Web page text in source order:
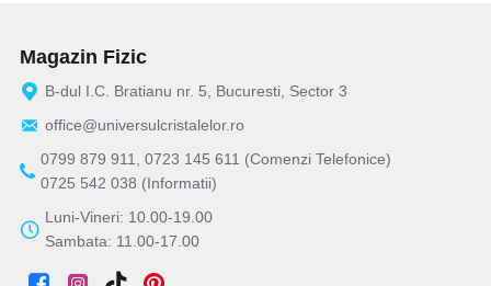
Magazin Fizic
B-dul I.C. Bratianu nr. 5, Bucuresti, Sector 3
office@universulcristalelor.ro
0799 879 911, 0723 145 611 (Comenzi Telefonice)
0725 542 038 (Informatii)
Luni-Vineri: 10.00-19.00
Sambata: 11.00-17.00